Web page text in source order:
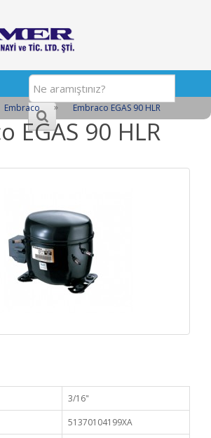
Embraco Embraco EGAS 90 HLR
EGAS 90 HLR
3/16"
51370104199XA